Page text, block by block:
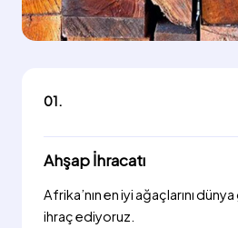
01.
Ahşap İhracatı
Afrika’nın en iyi ağaçlarını
ihraç ediyoruz.